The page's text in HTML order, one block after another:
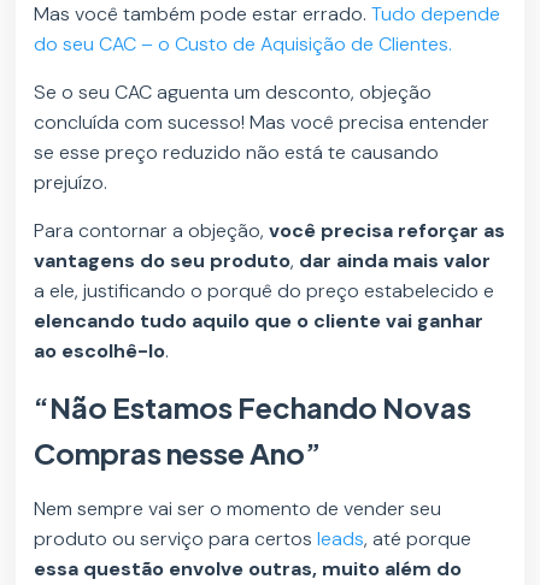
Mas você também pode estar errado.Tudo depende
do seu CAC – o Custo de Aquisição de Clientes.
Se o seu CAC aguenta um desconto, objeção
concluída com sucesso! Mas você precisa entender
se esse preço reduzido não está te causando
prejuízo.
Para contornar a objeção, você precisa reforçar as
vantagens do seu produto, dar ainda mais valor
a ele, justificando o porquê do preço estabelecido e
elencando tudo aquilo que o cliente vai ganhar
ao escolhê-lo.
“Não Estamos Fechando Novas
Compras nesse Ano”
Nem sempre vai ser o momento de vender seu
produto ou serviço para certosleads, até porque
essa questão envolve outras, muito além do